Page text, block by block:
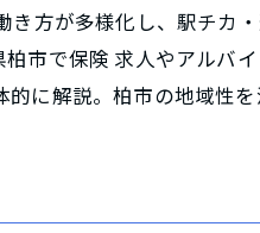
方が多様化し、駅チカ
市で保険 求人やアルバ
に解説。柏市の地域性